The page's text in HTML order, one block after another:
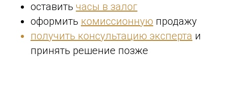
оставить часы в залог
оформить комиссионную продажу
получить консультацию эксперта и
принять решение позже